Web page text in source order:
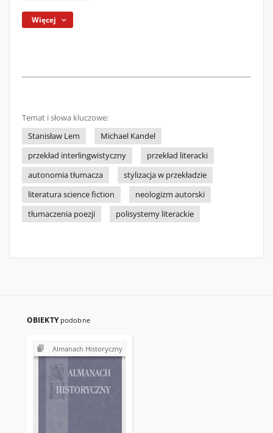
Więcej
Temat i słowa kluczowe:
Stanisław Lem
Michael Kandel
przekład interlingwistyczny
przekład literacki
autonomia tłumacza
stylizacja w przekładzie
literatura science fiction
neologizm autorski
tłumaczenia poezji
polisystemy literackie
OBIEKTY podobne
Almanach Historyczny